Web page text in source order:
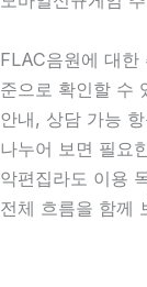
FLAC음원에 대한
준으로 확인할 수
안내, 상담 가능
나누어 보면 필요
악편집라도 이용
전체 흐름을 함께